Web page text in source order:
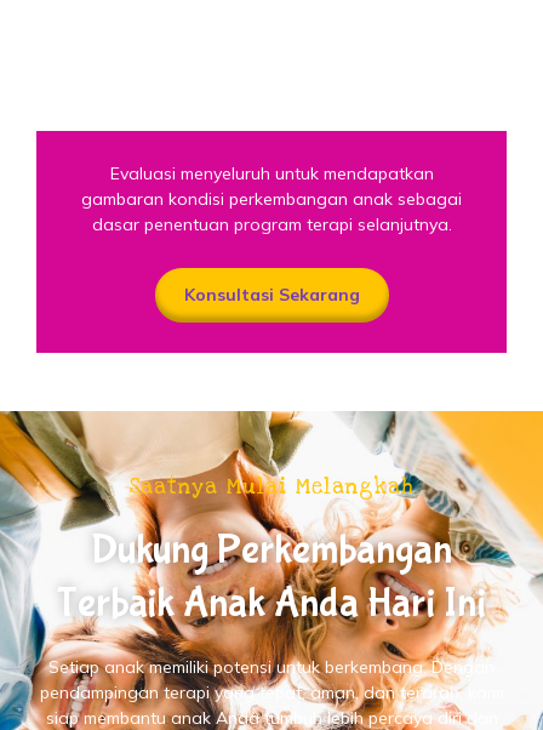
Evaluasi menyeluruh untuk mendapatkan
gambaran kondisi perkembangan anak sebagai
dasar penentuan program terapi selanjutnya.
Konsultasi Sekarang
Saatnya Mulai Melangkah
Dukung Perkembangan
Terbaik Anak Anda Hari Ini
Setiap anak memiliki potensi untuk berkembang. Dengan
pendampingan terapi yang tepat, aman, dan terarah, kami
siap membantu anak Anda tumbuh lebih percaya diri dan